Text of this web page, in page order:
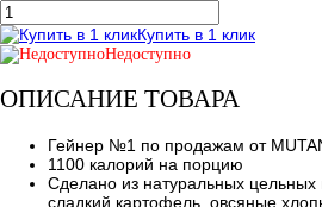
Купить в 1 клик
Недоступно
ОПИСАНИЕ ТОВАРА
Гейнер №1 по продажам от
1100 калорий на порцию
Сделано из натуральных цельных
сладкий картофель, овсяные